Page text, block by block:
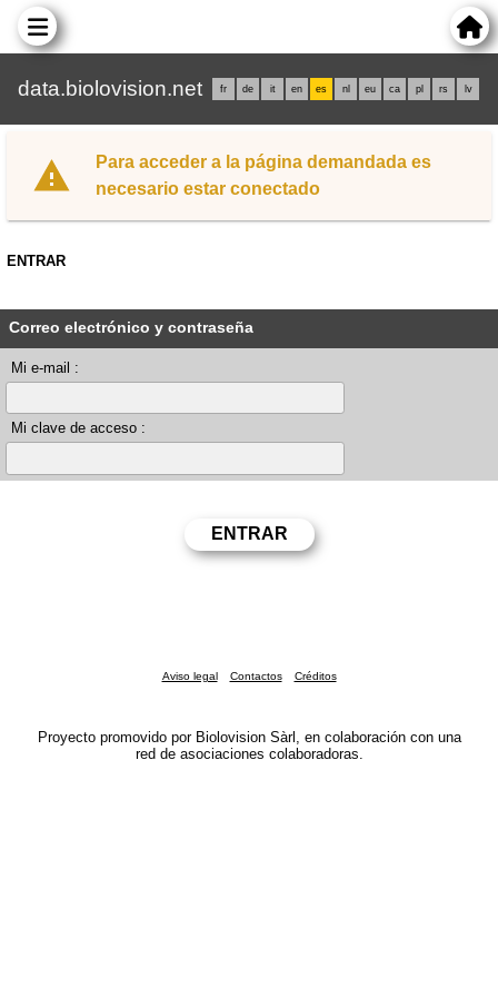
data.biolovision.net fr de it en es nl eu ca pl rs lv
Para acceder a la página demandada es
necesario estar conectado
ENTRAR
Correo electrónico y contraseña
Mi e-mail :
Mi clave de acceso :
Aviso legal Contactos Créditos
Proyecto promovido por Biolovision Sàrl, en colaboración con una
red de asociaciones colaboradoras.